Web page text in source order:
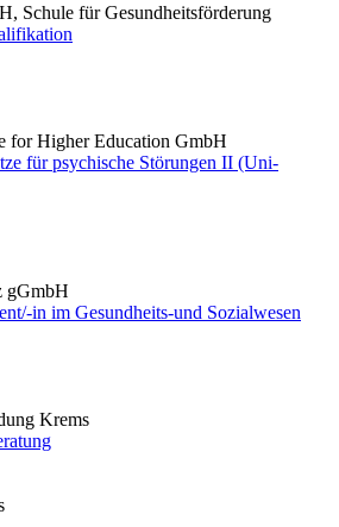
Schule für Gesundheitsförderung
for Higher Education GmbH
für psychische Störungen II (Uni-
gGmbH
in im Gesundheits-und Sozialwesen
Krems